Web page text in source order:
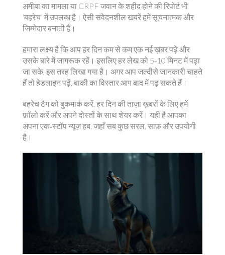
अमीबा का मामला या CRPF जवान के शहीद होने की रिपोर्ट भी
‘बहरेच’ में उपलब्ध है। ऐसी संवेदनशील खबरें हमें सूचनात्मक और
जिम्मेदार बनाती हैं।
हमारा लक्ष्य है कि आप हर दिन कम से कम एक नई ख़बर पढ़ें और
उसके बारे में जागरूक रहें। इसलिए हर लेख को 5‑10 मिनट में पढ़ा
जा सके, इस तरह लिखा गया है। अगर आप जल्दीसे जानकारी चाहते
हैं तो हेडलाइन पढ़ें, बाकी का विस्तार आप बाद में पढ़ सकते हैं।
बहरेच टैग को बुकमार्क करें, हर दिन की ताज़ा ख़बरों के लिए हमें
फ़ॉलो करें और अपने दोस्तों के साथ शेयर करें। यही है आपका
अपना एक‑स्टॉप न्यूज़ हब, जहाँ सब कुछ सरल, साफ़ और उपयोगी
है।